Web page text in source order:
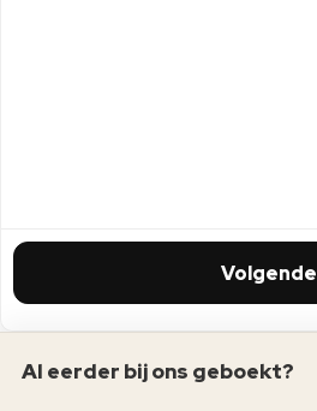
Volgende
Al eerder bij ons geboekt?